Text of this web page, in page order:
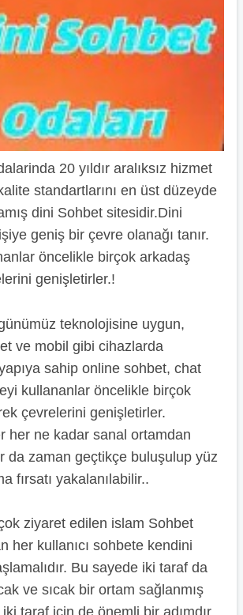
20 yıldır aralıksız hizmet
standartlarını en üst düzeyde
dini Sohbet sitesidir.Dini
geniş bir çevre olanağı tanır.
öncelikle birçok arkadaş
genişletirler.!
teknolojisine uygun,
ve mobil gibi cihazlarda
sahip online sohbet, chat
kullananlar öncelikle birçok
çevrelerini genişletirler.
her ne kadar sanal ortamdan
da zaman geçtikçe buluşulup yüz
fırsatı yakalanılabilir..
ziyaret edilen islam Sohbet
her kullanıcı sohbete kendini
Bu sayede iki taraf da
ve sıcak bir ortam sağlanmış